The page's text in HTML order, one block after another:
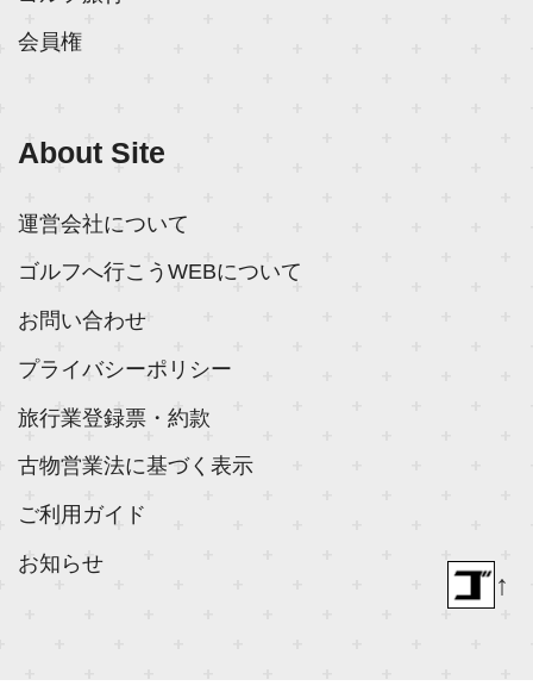
会員権
About Site
運営会社について
ゴルフへ行こうWEBについて
お問い合わせ
プライバシーポリシー
旅行業登録票・約款
古物営業法に基づく表示
ご利用ガイド
お知らせ
↑